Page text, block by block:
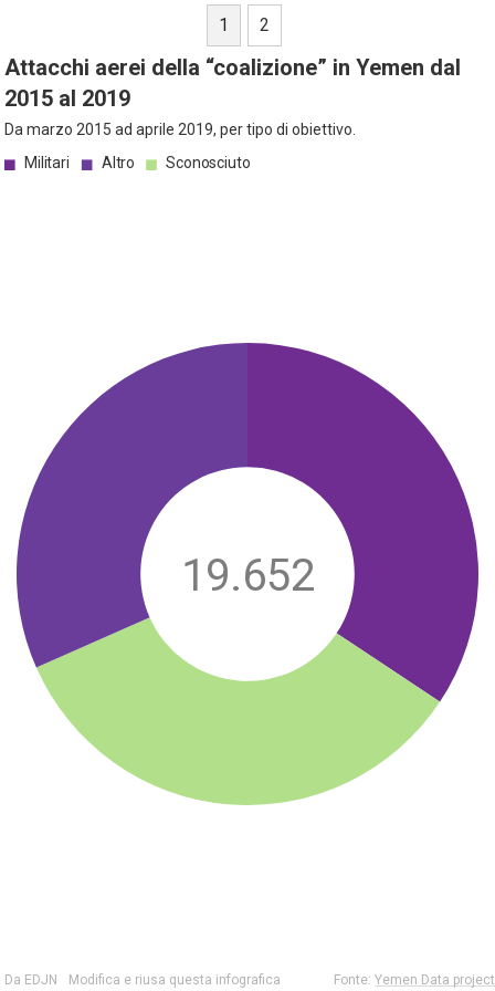
1 2
Attacchi aerei della “coalizione” in Yemen dal
2015 al 2019
Da marzo 2015 ad aprile 2019, per tipo di obiettivo.
Militari Altro Sconosciuto
19.652
Fonte: Yemen Data project
Modifica e riusa questa infografica
Da EDJN